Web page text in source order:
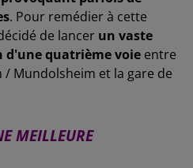
. Pour remédier à cette
de lancer un vaste
quatrième voie entre
Mundolsheim et la gare de
MEILLEURE